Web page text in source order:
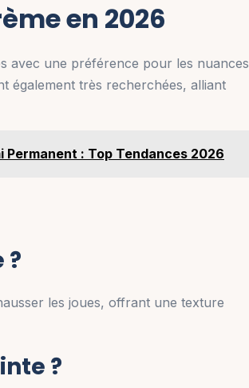
en 2026
avec une préférence pour les nuances
également très recherchées, alliant
Permanent : Top Tendances 2026
?
les joues, offrant une texture
?